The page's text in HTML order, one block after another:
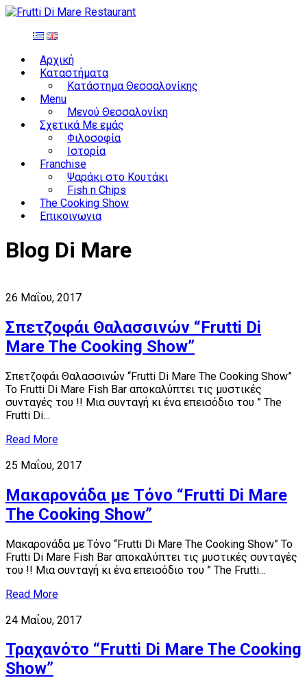
Αρχική
Καταστήματα
Κατάστημα Θεσσαλονίκης
Menu
Μενού Θεσσαλονίκη
Σχετικά Με εμάς
Φιλοσοφία
Ιστορία
Franchise
Ψαράκι στο Κουτάκι
Fish n Chips
The Cooking Show
Επικοινωνια
Blog Di Mare
26 Μαΐου, 2017
Σπετζοφάι Θαλασσινών “Frutti Di
Mare The Cooking Show”
Σπετζοφάι Θαλασσινών “Frutti Di Mare The Cooking Show”
Το Frutti Di Mare Fish Bar αποκαλύπτει τις μυστικές
συνταγές του !! Μια συνταγή κι ένα επεισόδιο του ” The
Frutti Di…
Read More
25 Μαΐου, 2017
Μακαρονάδα με Τόνο “Frutti Di Mare
The Cooking Show”
Μακαρονάδα με Τόνο “Frutti Di Mare The Cooking Show” Το
Frutti Di Mare Fish Bar αποκαλύπτει τις μυστικές συνταγές
του !! Μια συνταγή κι ένα επεισόδιο του ” The Frutti…
Read More
24 Μαΐου, 2017
Τραχανότο “Frutti Di Mare The Cooking
Show”